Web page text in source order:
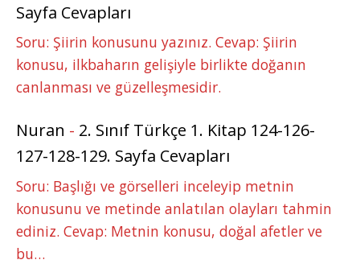
Sayfa Cevapları
Soru: Şiirin konusunu yazınız. Cevap: Şiirin
konusu, ilkbaharın gelişiyle birlikte doğanın
canlanması ve güzelleşmesidir.
Nuran - 2. Sınıf Türkçe 1. Kitap 124-126-
127-128-129. Sayfa Cevapları
Soru: Başlığı ve görselleri inceleyip metnin
konusunu ve metinde anlatılan olayları tahmin
ediniz. Cevap: Metnin konusu, doğal afetler ve
bu…